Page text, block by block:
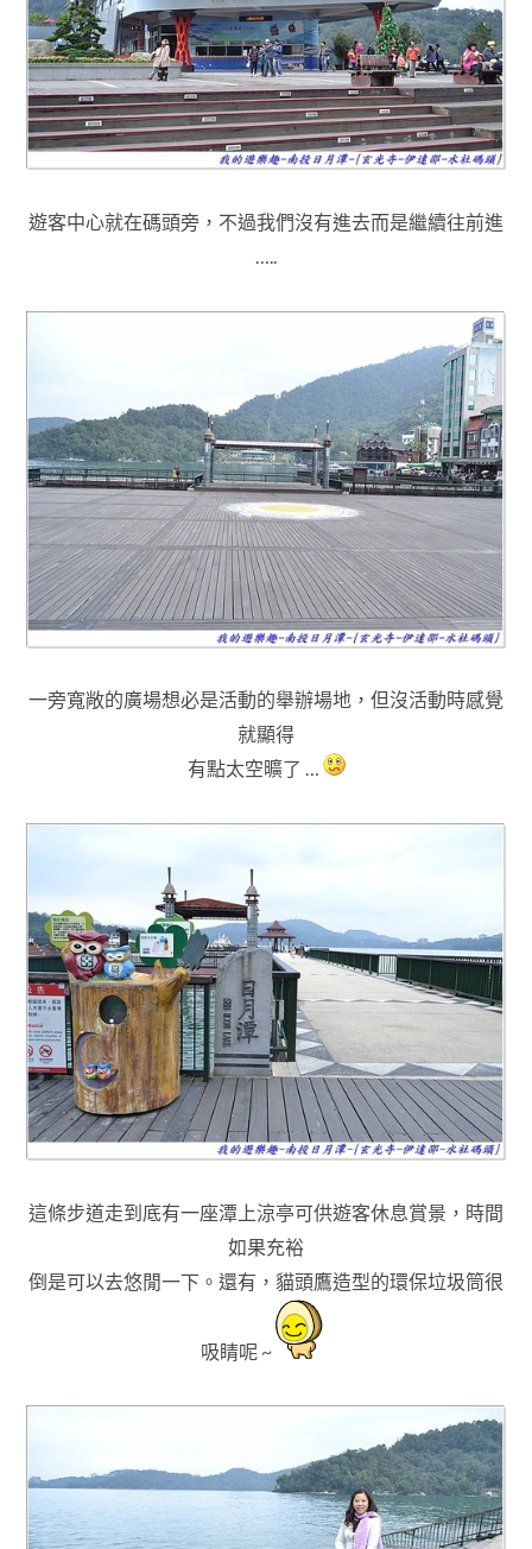
遊客中心就在碼頭旁，不過我們沒有進去而是繼續往前進
…..
一旁寬敞的廣場想必是活動的舉辦場地 ， 但沒活動時感覺
就顯得
有點太空曠了 …
這條步道走到底有一座潭上涼亭可供遊客休息賞景，時間
如果充裕
倒是可以去悠閒一下 。還有 ， 貓頭鷹造型的環保垃圾筒很
吸睛呢 ~